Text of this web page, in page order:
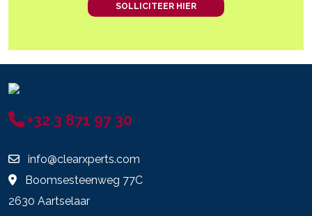
SOLLICITEER HIER
+32 3 871 97 30
info@clearxperts.com
Boomsesteenweg 77C
2630 Aartselaar